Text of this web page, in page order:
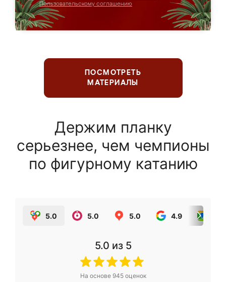
Пользовательскому соглашению
ПОСМОТРЕТЬ
МАТЕРИАЛЫ
Держим планку
серьезнее, чем чемпионы
по фигурному катанию
5.0 5.0 5.0 4.9
5.0 из 5
На основе 945оценок